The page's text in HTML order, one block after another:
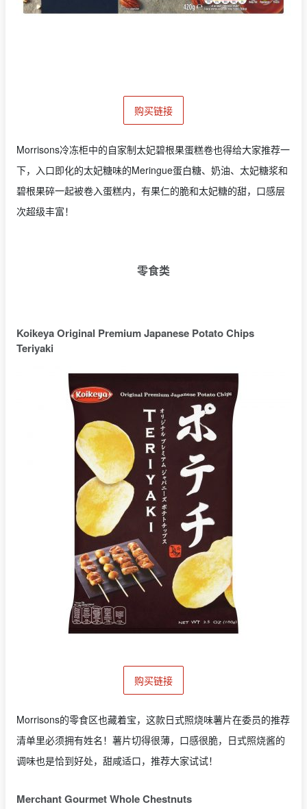
购买链接
Morrisons冷冻柜中的自家制太妃碧根果蛋糕卷也得给大家推荐一
下，入口即化的太妃糖味的Meringue蛋白糖、奶油、太妃糖浆和
碧根果碎一起被卷入蛋糕内，有果仁的脆和太妃糖的甜，口感层
次超级丰富！
零食类
Koikeya Original Premium Japanese Potato Chips
Teriyaki
购买链接
Morrisons的零食区也藏着宝，这款日式照烧味薯片在委员的推荐
清单里必须拥有姓名！薯片切得很薄，口感很脆，日式照烧酱的
调味也是恰到好处，甜咸适口，推荐大家试试！
Merchant Gourmet Whole Chestnuts